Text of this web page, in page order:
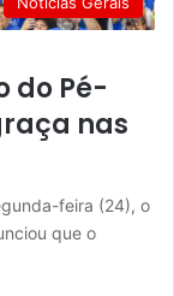
do Pé-
nas
feira (24), o
que o